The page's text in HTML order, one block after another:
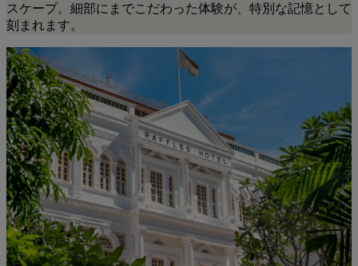
スケープ。細部にまでこだわった体験が、特別な記憶として
刻まれます。